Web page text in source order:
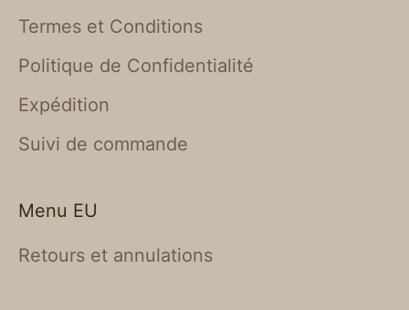
Termes et Conditions
Politique de Confidentialité
Expédition
Suivi de commande
Menu EU
Retours et annulations